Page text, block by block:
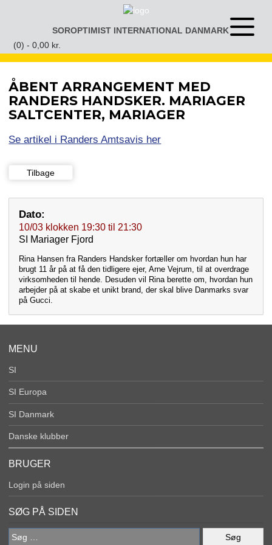
SOROPTIMIST INTERNATIONAL DANMARKÅben
menu
(0) - 0,00 kr.
ÅBENT ARRANGEMENT MED
RANDERS HANDSKER. MARIAGER
SALTCENTER, MARIAGER
Se artikel i Randers Amtsavis her
Tilbage
Dato:
10/03 klokken 19:30 til 21:30
SI Mariager Fjord
Rina Hansen fra Randers Handsker fortæller om hvordan hun har
brugt 11 år på at få den tidligere ejer, Arne Vejrum, til at overdrage
virksomheden til hende. Desuden vil Rina berette om, hvordan hun
arbejder på at skabe et unikt brand, der skal blive Danmarks svar
på Gucci.
MENU
SI
SI Europa
SI Danmark
Danske klubber
BRUGER
Login på siden
SØG PÅ SIDEN
Søg